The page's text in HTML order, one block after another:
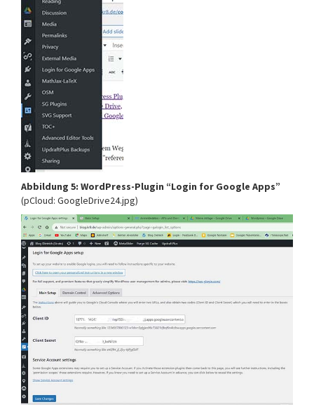
Abbildung 5: WordPress-Plugin “Login for Google Apps”
(pCloud: GoogleDrive24.jpg)